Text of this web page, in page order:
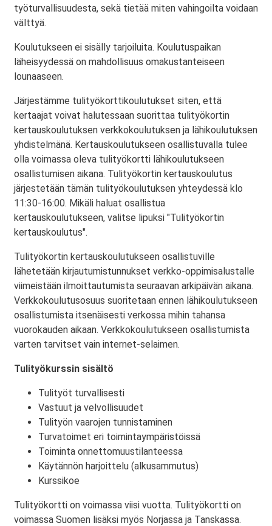
työturvallisuudesta, sekä tietää miten vahingoilta voidaan
välttyä.
Koulutukseen ei sisälly tarjoiluita. Koulutuspaikan
läheisyydessä on mahdollisuus omakustanteiseen
lounaaseen.
Järjestämme tulityökorttikoulutukset siten, että
kertaajat voivat halutessaan suorittaa tulityökortin
kertauskoulutuksen verkkokoulutuksen ja lähikoulutuksen
yhdistelmänä. Kertauskoulutukseen osallistuvalla tulee
olla voimassa oleva tulityökortti lähikoulutukseen
osallistumisen aikana. Tulityökortin kertauskoulutus
järjestetään tämän tulityökoulutuksen yhteydessä klo
11:30-16:00. Mikäli haluat osallistua
kertauskoulutukseen, valitse lipuksi "Tulityökortin
kertauskoulutus".
Tulityökortin kertauskoulutukseen osallistuville
lähetetään kirjautumistunnukset verkko-oppimisalustalle
viimeistään ilmoittautumista seuraavan arkipäivän aikana.
Verkkokoulutusosuus suoritetaan ennen lähikoulutukseen
osallistumista itsenäisesti verkossa mihin tahansa
vuorokauden aikaan. Verkkokoulutukseen osallistumista
varten tarvitset vain internet-selaimen.
Tulityökurssin sisältö
Tulityöt turvallisesti
Vastuut ja velvollisuudet
Tulityön vaarojen tunnistaminen
Turvatoimet eri toimintaympäristöissä
Toiminta onnettomuustilanteessa
Käytännön harjoittelu (alkusammutus)
Kurssikoe
Tulityökortti on voimassa viisi vuotta. Tulityökortti on
voimassa Suomen lisäksi myös Norjassa ja Tanskassa.